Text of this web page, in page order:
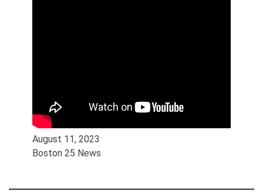
August 11, 2023
Boston 25 News